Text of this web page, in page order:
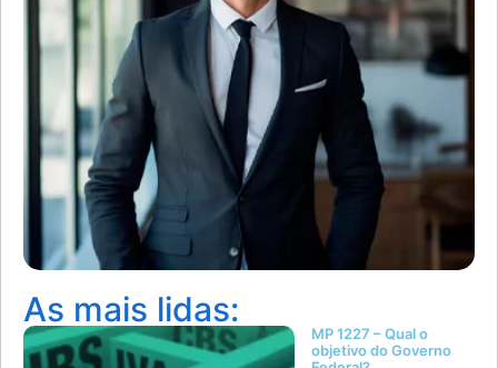
As mais lidas:
MP 1227 – Qual o
objetivo do Governo